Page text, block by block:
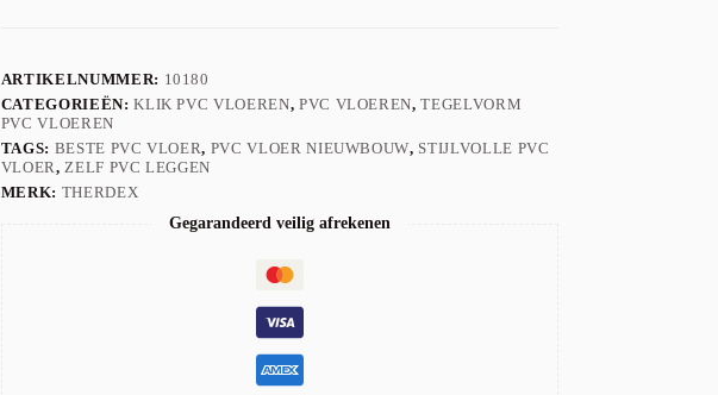
ARTIKELNUMMER: 10180
CATEGORIEËN:KLIK PVC VLOEREN, PVC VLOEREN,TEGELVORM
PVC VLOEREN
TAGS: BESTE PVC VLOER, PVC VLOER NIEUWBOUW, STIJLVOLLE PVC
VLOER,ZELF PVC LEGGEN
MERK: THERDEX
Gegarandeerd veilig afrekenen